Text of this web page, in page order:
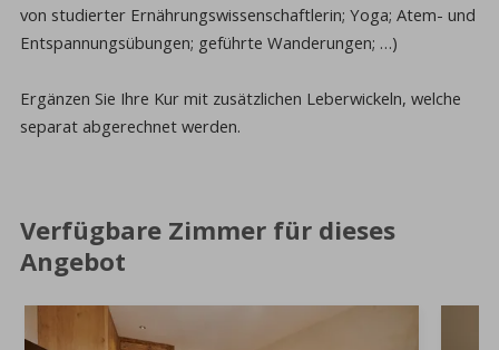
von studierter Ernährungswissenschaftlerin; Yoga; Atem- und
Entspannungsübungen; geführte Wanderungen; …)
Ergänzen Sie Ihre Kur mit zusätzlichen Leberwickeln, welche
separat abgerechnet werden.
Verfügbare Zimmer für dieses
Angebot